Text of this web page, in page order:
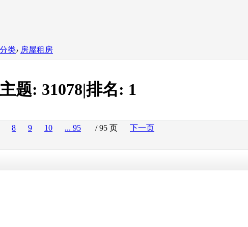
类› 房屋租房
主题: 31078|排名: 1
8 9 10 ... 95 / 95 页
下一页